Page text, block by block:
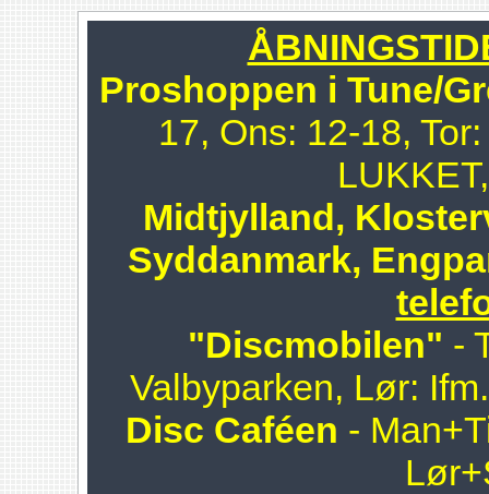
Proshoppen i Tune/
17, Ons: 12-18,
Midtjylland,
Syddanmark,
"Discmobilen" -
Valbyparken, Lør:
Disc Caféen -